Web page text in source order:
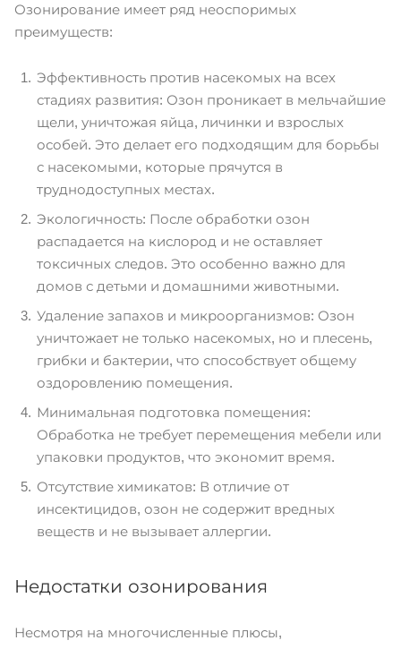
Озонирование имеет ряд неоспоримых
преимуществ:
Эффективность против насекомых на всех
стадиях развития: Озон проникает в мельчайшие
щели, уничтожая яйца, личинки и взрослых
особей. Это делает его подходящим для борьбы
с насекомыми, которые прячутся в
труднодоступных местах.
Экологичность: После обработки озон
распадается на кислород и не оставляет
токсичных следов. Это особенно важно для
домов с детьми и домашними животными.
Удаление запахов и микроорганизмов: Озон
уничтожает не только насекомых, но и плесень,
грибки и бактерии, что способствует общему
оздоровлению помещения.
Минимальная подготовка помещения:
Обработка не требует перемещения мебели или
упаковки продуктов, что экономит время.
Отсутствие химикатов: В отличие от
инсектицидов, озон не содержит вредных
веществ и не вызывает аллергии.
Недостатки озонирования
Несмотря на многочисленные плюсы,